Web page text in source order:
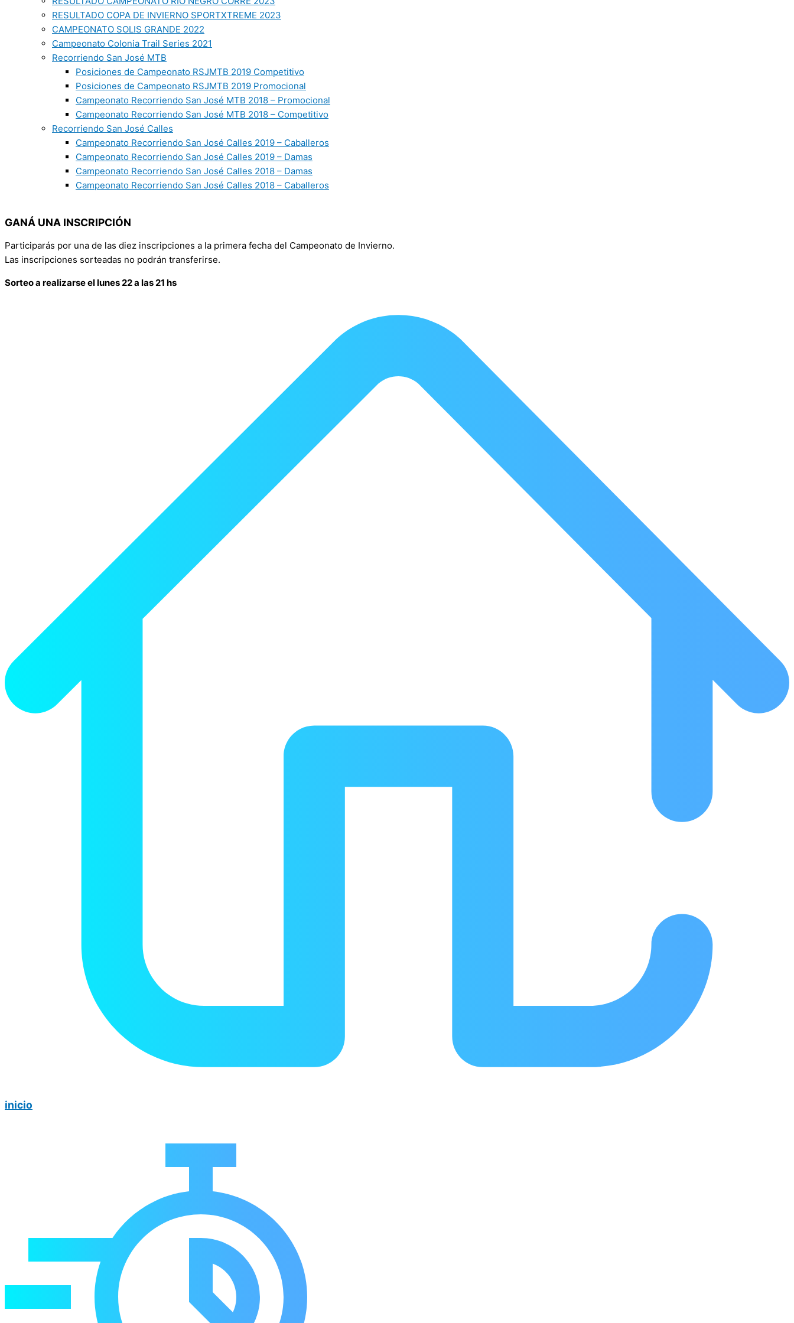
RESULTADO COPA DE INVIERNO SPORTXTREME 2023
CAMPEONATO SOLIS GRANDE 2022
Campeonato Colonia Trail Series 2021
Recorriendo San José MTB
Posiciones de Campeonato RSJMTB 2019 Competitivo
Posiciones de Campeonato RSJMTB 2019 Promocional
Campeonato Recorriendo San José MTB 2018 – Promocional
Campeonato Recorriendo San José MTB 2018 – Competitivo
Recorriendo San José Calles
Campeonato Recorriendo San José Calles 2019 – Caballeros
Campeonato Recorriendo San José Calles 2019 – Damas
Campeonato Recorriendo San José Calles 2018 – Damas
Campeonato Recorriendo San José Calles 2018 – Caballeros
GANÁ UNA INSCRIPCIÓN
Participarás por una de las diez inscripciones a la primera fecha del Campeonato de Invierno.
Las inscripciones sorteadas no podrán transferirse.
Sorteo a realizarse el lunes 22 a las 21 hs
inicio